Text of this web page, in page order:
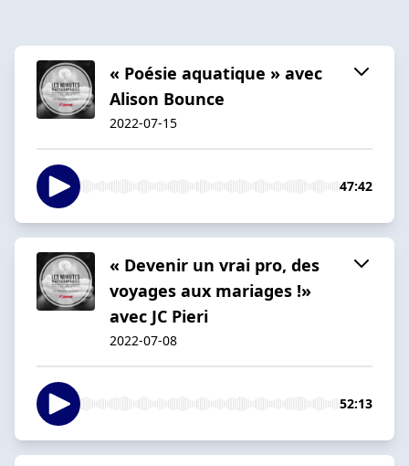
« Poésie aquatique » avec
Alison Bounce
2022-07-15
47:42
« Devenir un vrai pro, des
voyages aux mariages !»
avec JC Pieri
2022-07-08
52:13